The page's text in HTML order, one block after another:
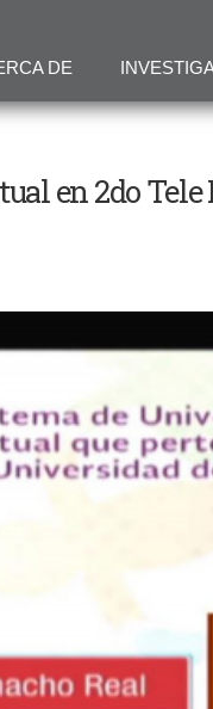
DE
en 2do